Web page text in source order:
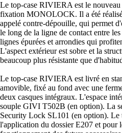
Le top-case RIVIERA est le
fixation MONOLOCK. Il a été
appelé contre-dépouille, qui permet
le long de la ligne de contact entre
lignes épurées et arrondies qui
L'aspect extérieur est sobre et la
beaucoup plus résistante que
Le top-case RIVIERA est livré en
amovible, fixé au fond avec une
deux casques intégraux. L'espace
souple GIVI T502B (en option). La
Security Lock SL101 (en option). Le
l'application du dossier E207 et pour